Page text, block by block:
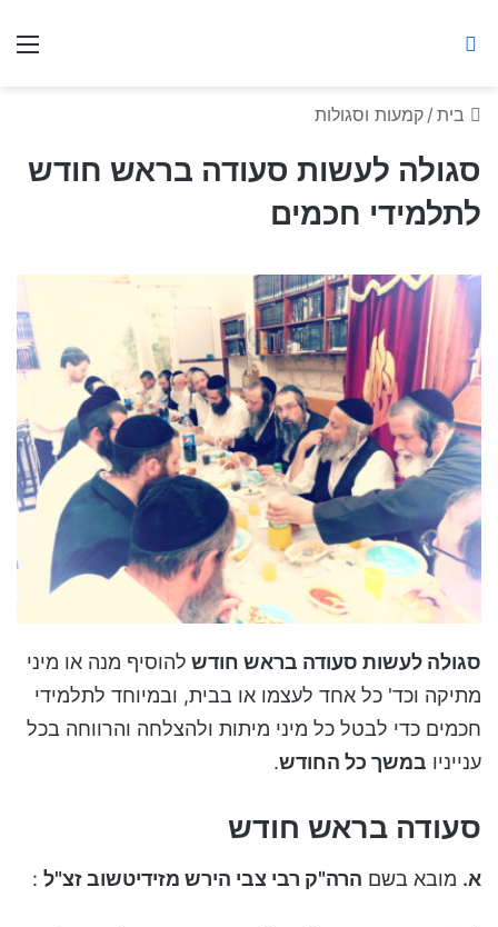
בית / קמעות וסגולות
סגולה לעשות סעודה בראש חודש
לתלמידי חכמים
סגולה לעשות סעודה בראש חודש להוסיף מנה או מיני
מתיקה וכד' כל אחד לעצמו או בבית, ובמיוחד לתלמידי
חכמים כדי לבטל כל מיני מיתות ולהצלחה והרווחה בכל
ענייניו במשך כל החודש.
סעודה בראש חודש
א. מובא בשם הרה"ק רבי צבי הירש מזידיטשוב זצ"ל :